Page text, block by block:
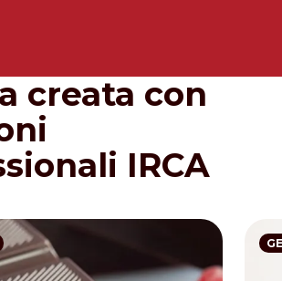
creata con
IRCA